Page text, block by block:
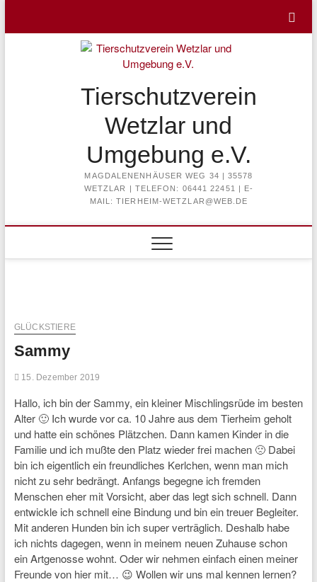
content
Tierschutzverein
Wetzlar und
Umgebung e.V.
MAGDALENENHÄUSER WEG 34 | 35578
WETZLAR | TELEFON: 06441 22451 | E-
MAIL: TIERHEIM-WETZLAR@WEB.DE
GLÜCKSTIERE
Sammy
15. Dezember 2019
Hallo, ich bin der Sammy, ein kleiner Mischlingsrüde im besten
Alter 🙂 Ich wurde vor ca. 10 Jahre aus dem Tierheim geholt
und hatte ein schönes Plätzchen. Dann kamen Kinder in die
Familie und ich mußte den Platz wieder frei machen 🙁 Dabei
bin ich eigentlich ein freundliches Kerlchen, wenn man mich
nicht zu sehr bedrängt. Anfangs begegne ich fremden
Menschen eher mit Vorsicht, aber das legt sich schnell. Dann
entwickle ich schnell eine Bindung und bin ein treuer Begleiter.
Mit anderen Hunden bin ich super verträglich. Deshalb habe
ich nichts dagegen, wenn in meinem neuen Zuhause schon
ein Artgenosse wohnt. Oder wir nehmen einfach einen meiner
Freunde von hier mit… 😉 Wollen wir uns mal kennen lernen?